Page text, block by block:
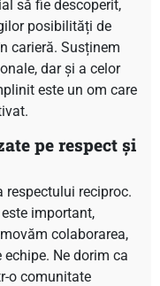
să fie descoperit,
posibilități de
carieră. Susținem
dar și a celor
este un om care
pe respect și
respectului reciproc.
important,
colaborarea,
Ne dorim ca
o comunitate